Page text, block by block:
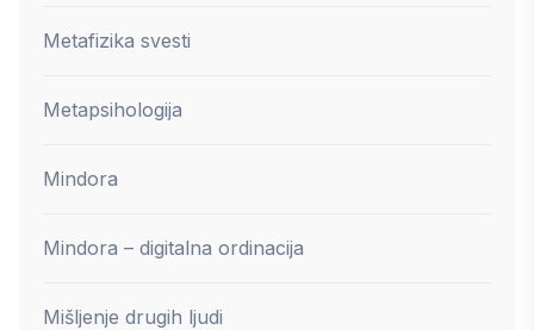
Metafizika svesti
Metapsihologija
Mindora
Mindora – digitalna ordinacija
Mišljenje drugih ljudi